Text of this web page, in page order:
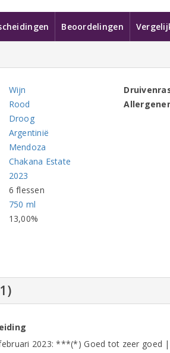
Beoordelingen
Wijn
Rood
Droog
Argentinië
Mendoza
Chakana Estate
2023
6 flessen
750 ml
13,00%
2023: ***(*) Goed tot zeer goed